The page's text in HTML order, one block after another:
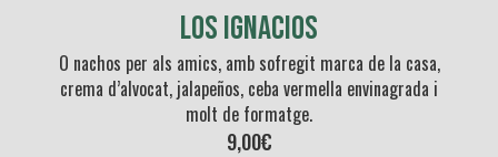
Los ignacios
O nachos per als amics, amb sofregit marca de la casa,
crema d’alvocat, jalapeños, ceba vermella envinagrada i
molt de formatge.
9,00€